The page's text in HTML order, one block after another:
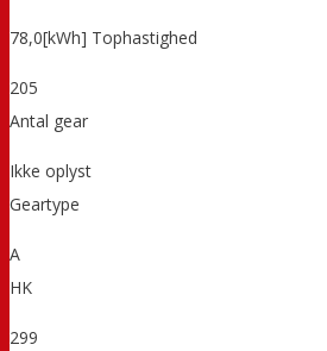
78,0[kWh] Tophastighed
205
Antal gear
Ikke oplyst
Geartype
A
HK
299